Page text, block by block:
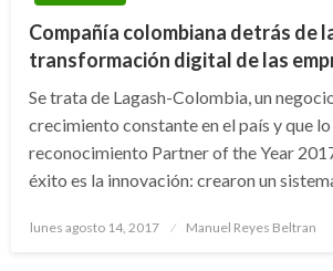
Compañía colombiana detrás de
transformación digital de las
Se trata de Lagash-Colombia, un
crecimiento constante en el país y que
reconocimiento Partner of the Year
éxito es la innovación: crearon un
Publicado
lunes agosto 14, 2017 Manuel Reyes Beltran